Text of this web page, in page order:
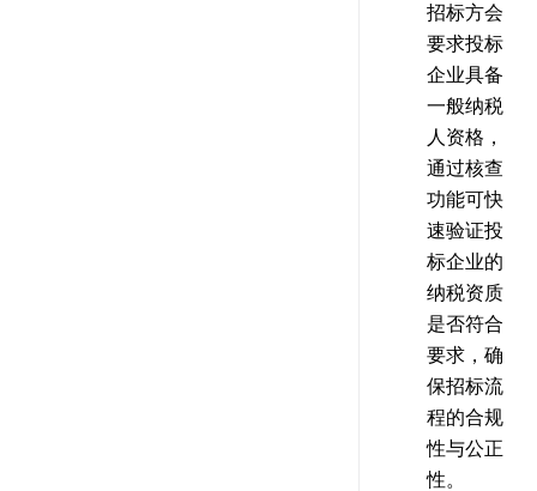
招标方会
要求投标
企业具备
一般纳税
人资格，
通过核查
功能可快
速验证投
标企业的
纳税资质
是否符合
要求，确
保招标流
程的合规
性与公正
性。